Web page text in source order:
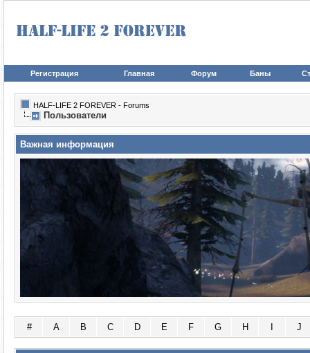
Регистрация Главная Форум Баны
HALF-LIFE 2 FOREVER - Forums
Пользователи
Важная информация
# A B C D E F G H J